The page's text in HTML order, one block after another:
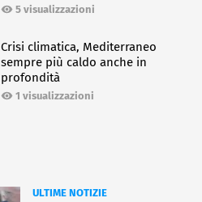
5 visualizzazioni
Crisi climatica, Mediterraneo
sempre più caldo anche in
profondità
1 visualizzazioni
ULTIME NOTIZIE